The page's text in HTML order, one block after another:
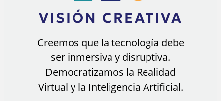
VISIÓN CREATIVA
Creemos que la tecnología debe
ser inmersiva y disruptiva.
Democratizamos la Realidad
Virtual y la Inteligencia Artificial.